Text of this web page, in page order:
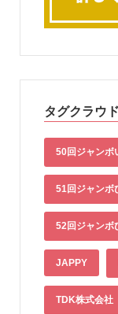
タグクラウド
50回ジャンボ
51回ジャンボ
52回ジャンボ
JAPPY
TDK株式会社